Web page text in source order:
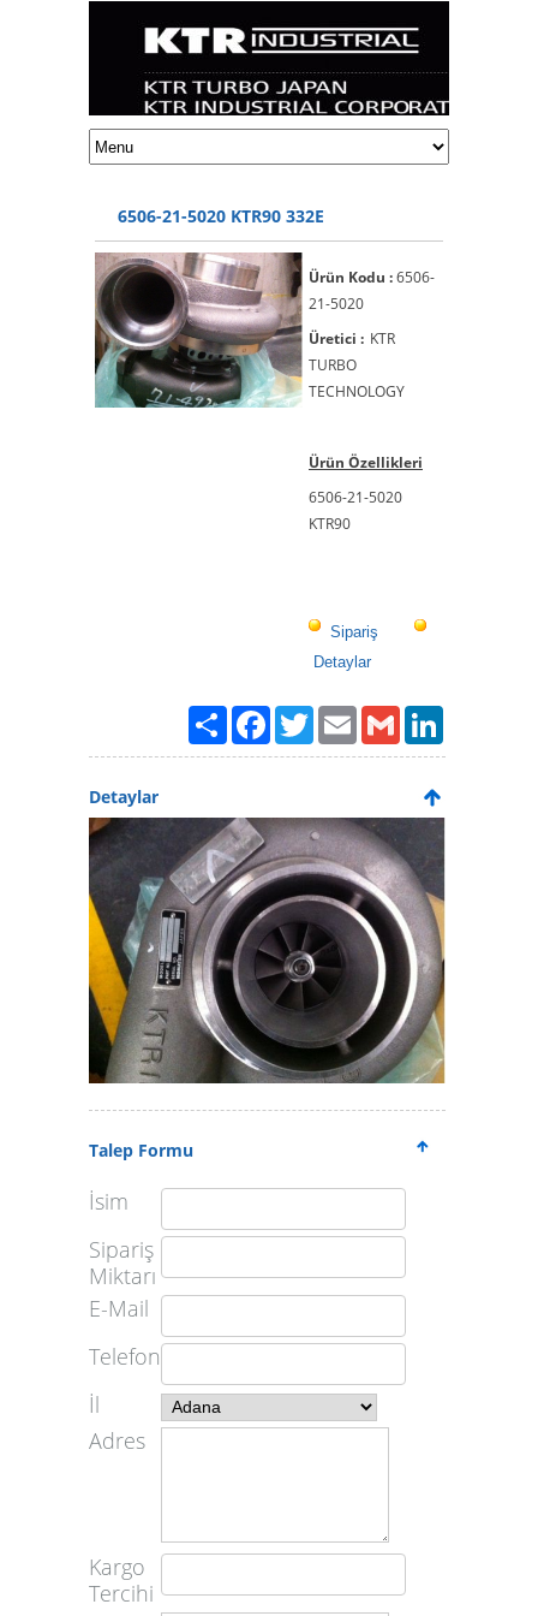
6506-21-5020 KTR90 332E
Ürün Kodu :6506-
21-5020
Üretici : KTR
TURBO
TECHNOLOGY
Ürün Özellikleri
6506-21-5020
KTR90
Sipariş
Detaylar
PaylaşFacebook
TwitterEmailGmail
Detaylar
Talep Formu
İsim
Sipariş
Miktarı
E-Mail
Telefon
İl
Adres
Kargo
Tercihi